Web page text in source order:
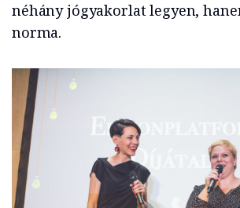
néhány jógyakorlat legyen,
norma.